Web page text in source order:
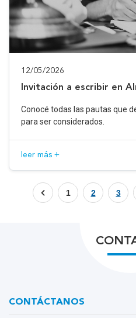
12/05/2026
Invitación a escribir en
Conocé todas las pautas que
para ser considerados.
leer más +
1 2 3
CONTÁCTANOS